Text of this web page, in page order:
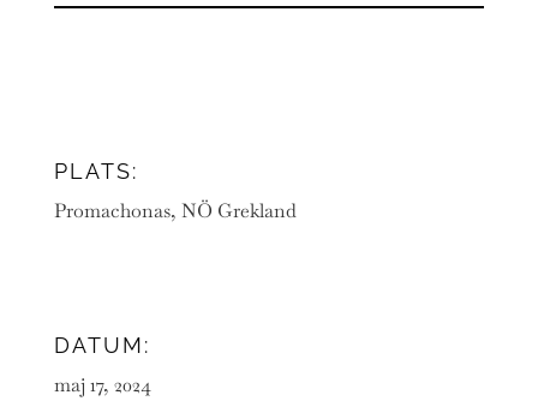
PLATS:
Promachonas, NÖ Grekland
DATUM:
maj 17, 2024